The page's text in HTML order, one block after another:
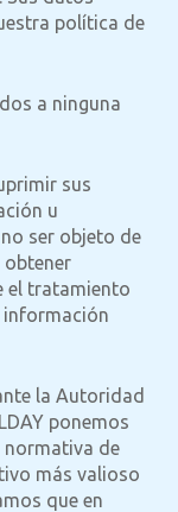
política de
a ninguna
sus
u
ser objeto de
el tratamiento
información
la Autoridad
ponemos
normativa de
más valioso
que en